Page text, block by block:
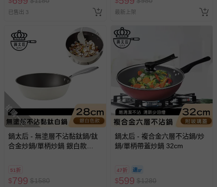
已售出 3 最新上架
搶購一空
鍋太后 - 無塗層不沾黏鈦鍋/鈦
合金炒鍋/單柄炒鍋 銀白款
51折
$799 $1580
鍋太后 - 複合金六層不沾鍋/炒
鍋/單柄帶蓋炒鍋 32cm
47折
$599 $1280